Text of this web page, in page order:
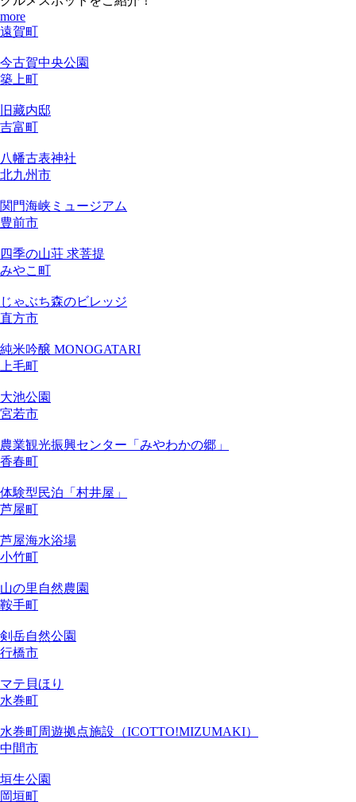
more
遠賀町
今古賀中央公園
築上町
旧藏内邸
吉富町
八幡古表神社
北九州市
関門海峡ミュージアム
豊前市
四季の山荘 求菩提
みやこ町
じゃぶち森のビレッジ
直方市
純米吟醸 MONOGATARI
上毛町
大池公園
宮若市
農業観光振興センター「みやわかの郷」
香春町
体験型民泊「村井屋」
芦屋町
芦屋海水浴場
小竹町
山の里自然農園
鞍手町
剣岳自然公園
行橋市
マテ貝ほり
水巻町
水巻町周遊拠点施設（ICOTTO!MIZUMAKI）
中間市
垣生公園
岡垣町